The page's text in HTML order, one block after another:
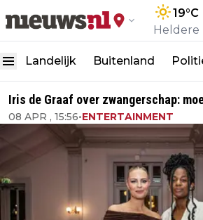
19°C
Heldere
Landelijk Buitenland
Iris de Graaf over zwangerschap:
08 APR , 15:56•ENTERTAINMENT